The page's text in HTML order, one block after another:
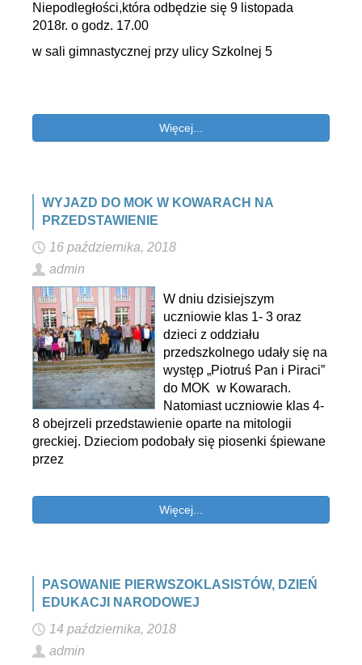
Niepodległości,która odbędzie się 9 listopada
2018r. o godz. 17.00
w sali gimnastycznej przy ulicy Szkolnej 5
Więcej...
WYJAZD DO MOK W KOWARACH NA
PRZEDSTAWIENIE
16 października, 2018
admin
W dniu dzisiejszym
uczniowie klas 1- 3 oraz
dzieci z oddziału
przedszkolnego udały się na
występ „Piotruś Pan i Piraci”
do MOK w Kowarach.
Natomiast uczniowie klas 4-
8 obejrzeli przedstawienie oparte na mitologii
greckiej. Dzieciom podobały się piosenki śpiewane
przez
Więcej...
PASOWANIE PIERWSZOKLASISTÓW, DZIEŃ
EDUKACJI NARODOWEJ
14 października, 2018
admin